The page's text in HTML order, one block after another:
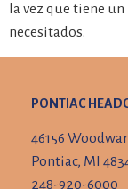
la vez que tiene
necesitados.
PONTIAC
46156
Pontiac, MI
248-920-6000